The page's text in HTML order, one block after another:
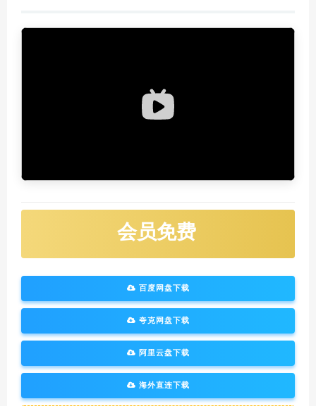
会员免费
百度网盘下载
夸克网盘下载
阿里云盘下载
海外直连下载